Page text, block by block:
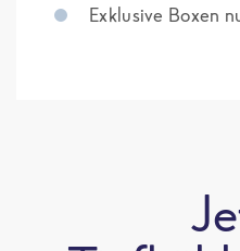
Exklusive Boxen